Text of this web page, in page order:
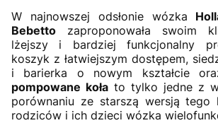
W najnowszej odsłonie wózka
Bebetto zaproponowała swoim
lżejszy i bardziej funkcjonalny
koszyk z łatwiejszym dostępem,
i barierka o nowym kształcie
pompowane koła to tylko jedne z
porównaniu ze starszą wersją tego
rodziców i ich dzieci wózka